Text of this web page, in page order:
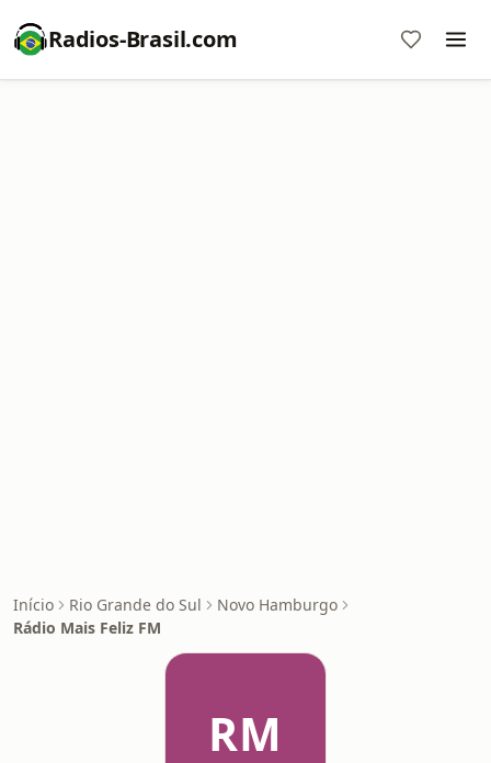
Radios-Brasil.com
Início Rio Grande do Sul
Novo Hamburgo
Rádio Mais Feliz FM
RM